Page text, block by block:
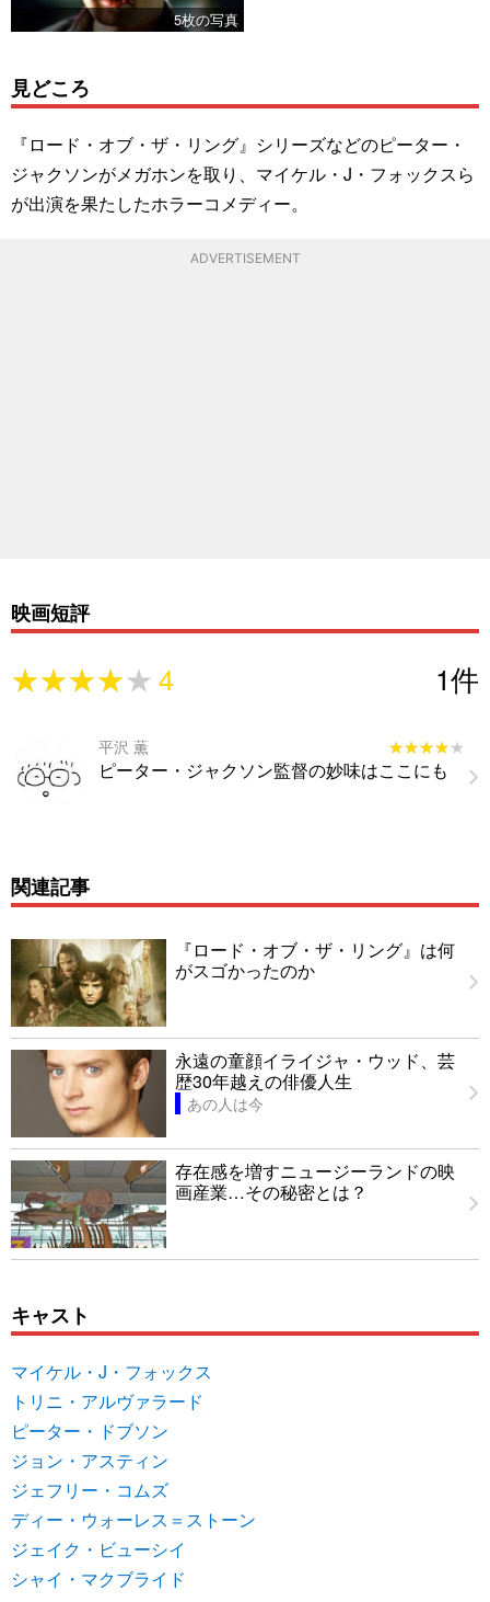
5枚の写真
見どころ
『ロード・オブ・ザ・リング』シリーズなどのピーター・
ジャクソンがメガホンを取り、マイケル・J・フォックスら
が出演を果たしたホラーコメディー。
ADVERTISEMENT
映画短評
★★★★★
★★★★★4 1件
平沢 薫 ★★★★★
★★★★★
ピーター・ジャクソン監督の妙味はここにも
関連記事
『ロード・オブ・ザ・リング』は何
がスゴかったのか
永遠の童顔イライジャ・ウッド、芸
歴30年越えの俳優人生
あの人は今
存在感を増すニュージーランドの映
画産業…その秘密とは？
キャスト
マイケル・J・フォックス
トリニ・アルヴァラード
ピーター・ドブソン
ジョン・アスティン
ジェフリー・コムズ
ディー・ウォーレス＝ストーン
ジェイク・ビューシイ
シャイ・マクブライド